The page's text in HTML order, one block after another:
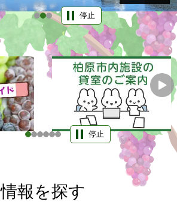
停止
停止
情報を探す